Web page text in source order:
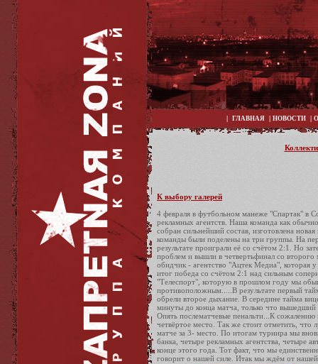
| ГЛАВНАЯ | НОВОСТИ |
К выбору галерей
4 февраля в футбольном манеже "Спартак" в
рекламных агентств. Наша команда как
собран сильнейший состав, изготовлена
команды были поделены на три группы. На
результате проиграли её со счётом 2:1. Но
проблем и вышли в четвертьфинал со
обидчик - агентство "Ацтек Медиа", которая
итог победа со счётом 2:1 над сильным
"Телеспорт", которую в прошлом году мы
противоположным.....В результате первый
обрели второе дыхание. В середине тайма
минуты до конца матча, только что
Опять послематчевые пенальти...К
четвёртое место. Так же стоит отметить,
матче за 3- место. По итогам турнира мы
банка, четыре рекламных агентства, четыре
конце этого года. Тот факт, что мы
говорит о нашей силе. Итак мы ждём от